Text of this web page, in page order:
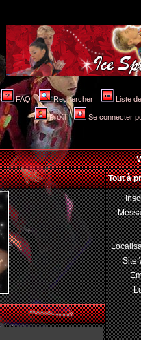
FAQ Rechercher Liste
Profil Se connecter
Tout à
Site